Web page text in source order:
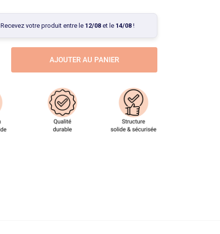
Recevez votre produit entre le 12/08et le 14/08!
AJOUTER AU PANIER